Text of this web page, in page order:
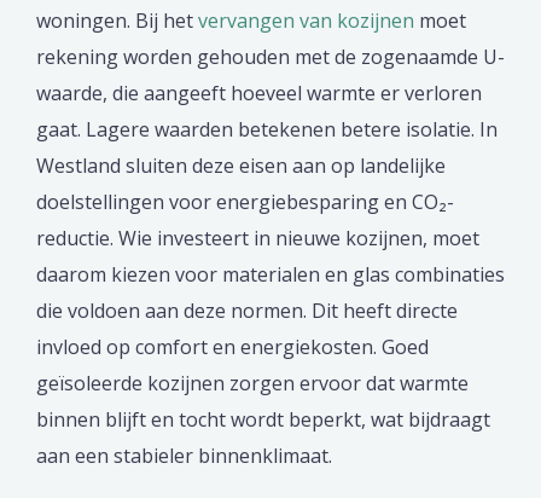
woningen. Bij hetvervangen van kozijnen moet
rekening worden gehouden met de zogenaamde U-
waarde, die aangeeft hoeveel warmte er verloren
gaat. Lagere waarden betekenen betere isolatie. In
Westland sluiten deze eisen aan op landelijke
doelstellingen voor energiebesparing en CO₂-
reductie. Wie investeert in nieuwe kozijnen, moet
daarom kiezen voor materialen en glas combinaties
die voldoen aan deze normen. Dit heeft directe
invloed op comfort en energiekosten. Goed
geïsoleerde kozijnen zorgen ervoor dat warmte
binnen blijft en tocht wordt beperkt, wat bijdraagt
aan een stabieler binnenklimaat.